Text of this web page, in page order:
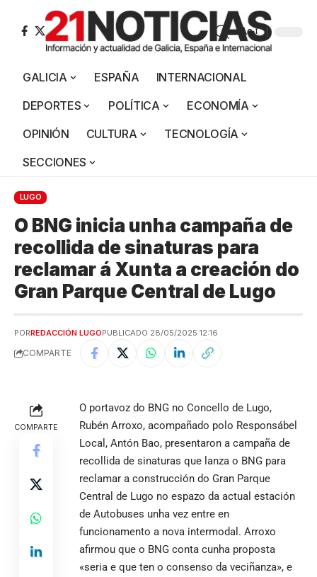
Aa
GALICIA ESPAÑA
INTERNACIONAL
DEPORTES
POLÍTICA
ECONOMÍA
OPINIÓN
CULTURA
TECNOLOGÍA
SECCIONES
LUGO
O BNG inicia unha campaña de
recollida de sinaturas para
reclamar á Xunta a creación do
Gran Parque Central de Lugo
PORREDACCIÓN LUGOPUBLICADO 28/05/2025 12:16
COMPARTE
COMPARTE
O portavoz do BNG no Concello de Lugo,
Rubén Arroxo, acompañado polo Responsábel
Local, Antón Bao, presentaron a campaña de
recollida de sinaturas que lanza o BNG para
reclamar a construcción do Gran Parque
Central de Lugo no espazo da actual estación
de Autobuses unha vez entre en
funcionamento a nova intermodal. Arroxo
afirmou que o BNG conta cunha proposta
«seria e que ten o consenso da veciñanza», e